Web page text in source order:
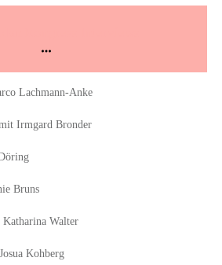
Lachmann-Anke
Irmgard Bronder
Bruns
Walter
Kohberg